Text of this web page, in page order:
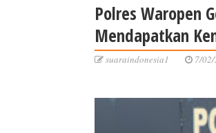
Polres Waropen
Mendapatkan
suaraindonesia1 7/